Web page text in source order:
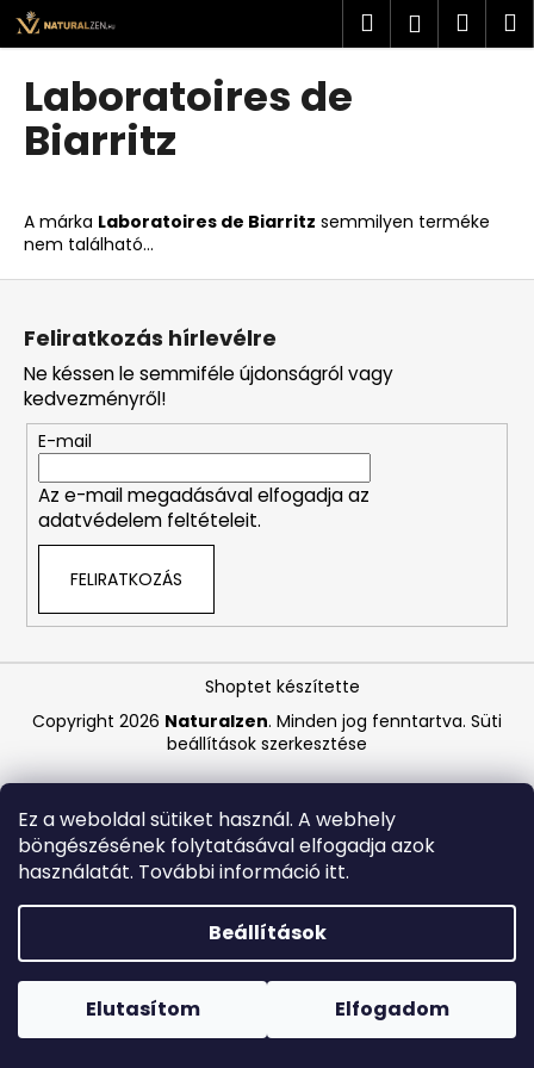
Ez a weboldal sütiket használ. A webhely
böngészésének folytatásával elfogadja azok
használatát. További információ itt.
Beállítások
Elutasítom Elfogadom
Ugrás
fő
tartalomhoz
Forró napokon nem javasoljuk a csomagautomatákba
történő kézbesítést. A magas hőmérsékletre érzékeny
termékek átvételkor nem biztos, hogy optimális állapotban
Keresés
Laboratoires de
Biarritz
A márka Laboratoires de Biarritz semmilyen terméke
nem található...
K
o
M
i
k
e
r
s
?
KERESÉS
A
j
á
k
ASHWAGANDHA
BIO
-
4
L
Feliratkozás hírlevélre
Ne késsen le semmiféle újdonságról vagy
kedvezményről!
E-mail
Az e-mail megadásával elfogadja az
adatvédelem feltételeit.
FELIRATKOZÁS
Shoptet készítette
Copyright 2026 Naturalzen. Minden jog fenntartva. Süti
beállítások szerkesztése